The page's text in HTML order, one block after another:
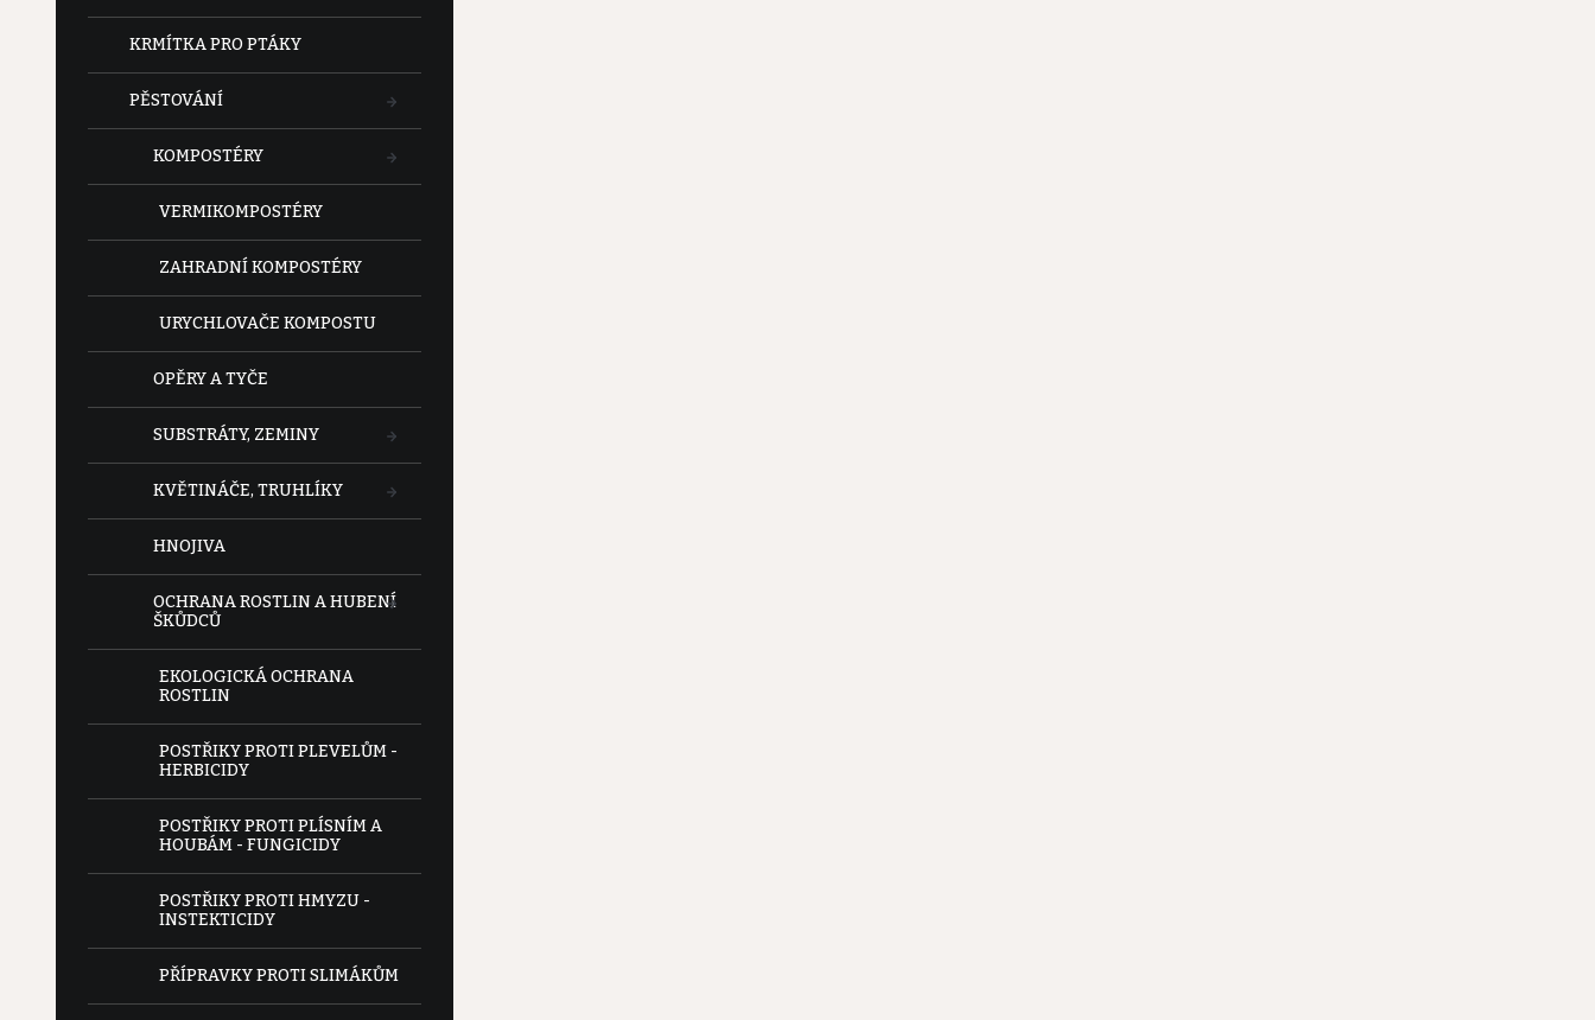
KRMÍTKA PRO PTÁKY
PĚSTOVÁNÍ
KOMPOSTÉRY
VERMIKOMPOSTÉRY
ZAHRADNÍ KOMPOSTÉRY
URYCHLOVAČE KOMPOSTU
OPĚRY A TYČE
SUBSTRÁTY, ZEMINY
KVĚTINÁČE, TRUHLÍKY
HNOJIVA
OCHRANA ROSTLIN A HUBENÍ
ŠKŮDCŮ
EKOLOGICKÁ OCHRANA
ROSTLIN
POSTŘIKY PROTI PLEVELŮM -
HERBICIDY
POSTŘIKY PROTI PLÍSNÍM A
HOUBÁM - FUNGICIDY
POSTŘIKY PROTI HMYZU -
INSTEKTICIDY
PŘÍPRAVKY PROTI SLIMÁKŮM